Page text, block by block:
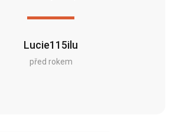
Lucie115ilu
před rokem